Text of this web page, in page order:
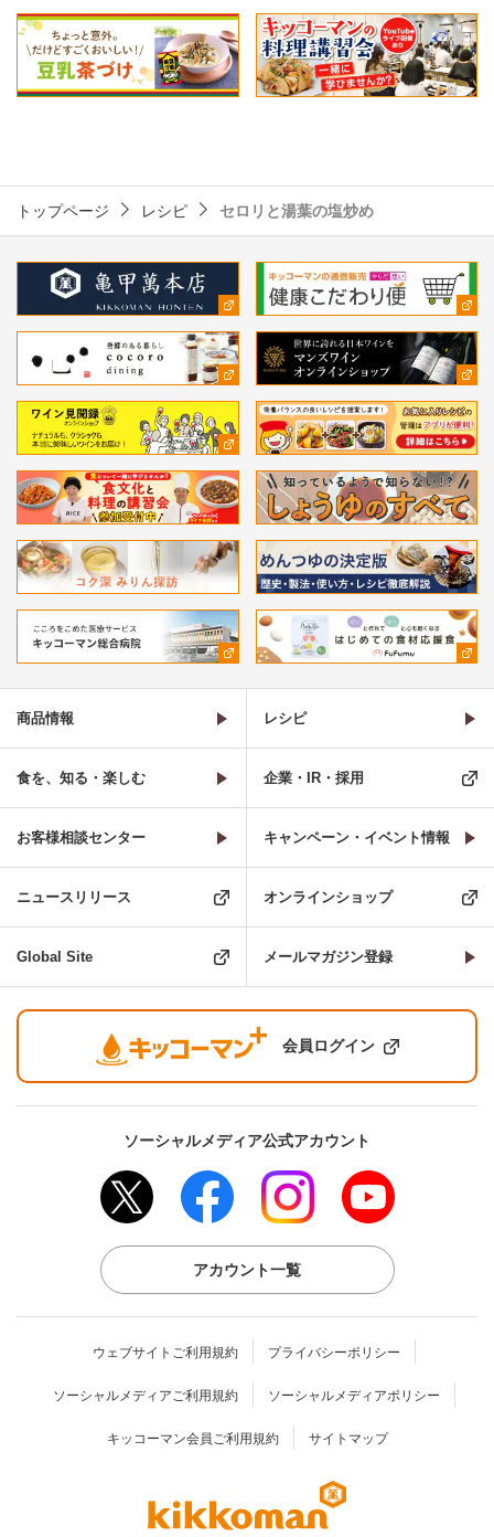
トップページ レシピ セロリと湯葉の塩炒め
商品情報 レシピ
食を、知る・楽しむ 企業・IR・採用
お客様相談センター キャンペーン・イベント情報
ニュースリリース オンラインショップ
Global Site メールマガジン登録
会員ログイン
ソーシャルメディア公式アカウント
アカウント一覧
ウェブサイトご利用規約 プライバシーポリシー
ソーシャルメディアご利用規約 ソーシャルメディアポリシー
キッコーマン会員ご利用規約 サイトマップ